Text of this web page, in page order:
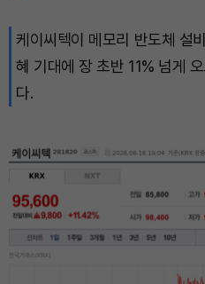
케이씨텍이 메모리 반도체 설
혜 기대에 장 초반 11% 넘게
다.